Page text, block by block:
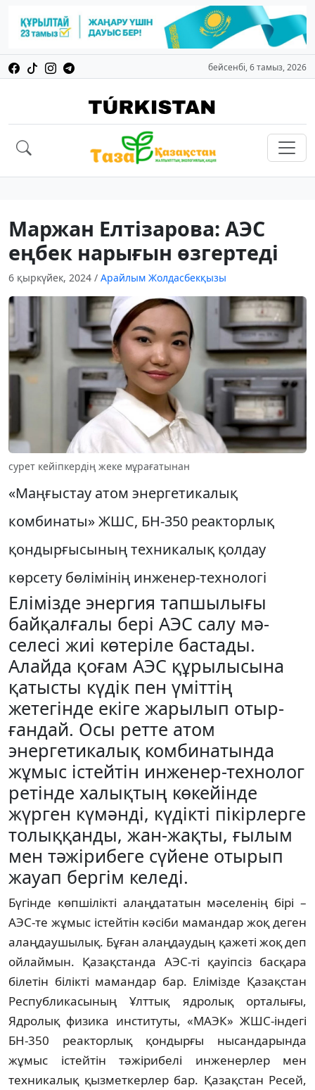
бейсенбі, 6 тамыз, 2026
Маржан Елтізарова: АЭС
еңбек нарығын өзгертеді
6 қыркүйек, 2024 / Арайлым Жолдасбекқызы
сурет кейіпкердің жеке мұрағатынан
«Маңғыстау атом энергетикалық
комбинаты» ЖШС, БН-350 реакторлық
қондырғысының техникалық қолдау
көрсету бөлімінің инженер-технологі
Елімізде энергия тапшылығы
байқалғалы бері АЭС салу мә­
селесі жиі көтеріле бастады.
Алайда қоғам АЭС құрылысына
қатысты күдік пен үміттің
жетегінде екіге жарылып отыр­
ғандай. Осы ретте атом
энергетикалық комбинатында
жұмыс істейтін инженер-технолог
ретінде халықтың көкейінде
жүрген күмәнді, күдікті пікірлерге
толыққанды, жан-жақты, ғылым
мен тәжірибеге сүйене отырып
жауап бергім келеді.
Бүгінде көпшілікті алаңдататын мәселенің бірі –
АЭС-те жұмыс істейтін кәсіби мамандар жоқ деген
алаңдаушылық. Бұған алаңдаудың қажеті жоқ деп
ойлаймын. Қазақстанда АЭС-ті қауіпсіз басқара
білетін білікті мамандар бар. Елімізде Қазақстан
Республикасының Ұлттық ядролық орталығы,
Ядролық физика институты, «МАЭК» ЖШС-індегі
БН-350 реакторлық қондырғы нысандарында
жұмыс істейтін тәжірибелі инженерлер мен
техникалық қызметкерлер бар. Қазақстан Ресей,